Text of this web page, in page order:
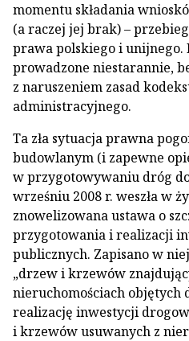
momentu składania
(a raczej jej brak) –
prawa polskiego i unijnego.
prowadzone niestarannie,
z naruszeniem zasad
administracyjnego.
Ta zła sytuacja prawna
budowlanym (i zapewne
w przygotowywaniu dróg do
wrześniu 2008 r. weszła w
znowelizowana ustawa o
przygotowania i realizacji
publicznych. Zapisano w
„drzew i krzewów
nieruchomościach objętych
realizację inwestycji
i krzewów usuwanych z